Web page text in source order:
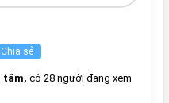
Chia sẻ
tâm, có 28 người đang xem